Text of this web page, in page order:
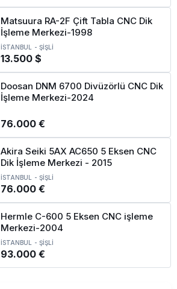
Matsuura RA-2F Çift Tabla CNC Dik
İşleme Merkezi-1998
İSTANBUL - ŞİŞLİ
13.500 $
Doosan DNM 6700 Divüzörlü CNC Dik
İşleme Merkezi-2024
76.000 €
Akira Seiki 5AX AC650 5 Eksen CNC
Dik İşleme Merkezi - 2015
İSTANBUL - ŞİŞLİ
76.000 €
Hermle C-600 5 Eksen CNC işleme
Merkezi-2004
İSTANBUL - ŞİŞLİ
93.000 €